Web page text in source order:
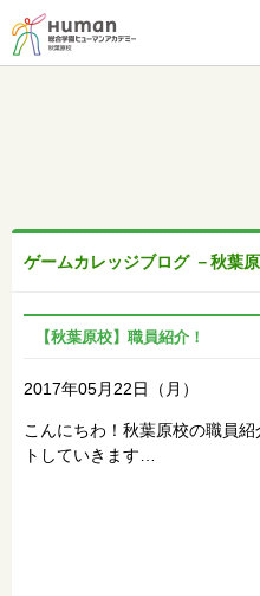
ゲームカレッジブログ －秋葉
【秋葉原校】職員紹介！
2017年05月22日（月）
こんにちわ！秋葉原校の職員
トしていきます…